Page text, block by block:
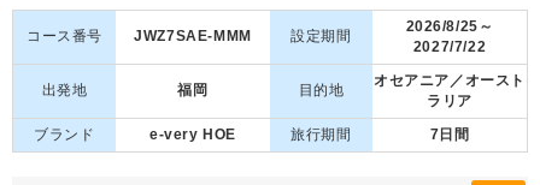
コース番号 JWZ7SAE-MMM 設定期間
2026/8/25～
2027/7/22
出発地 福岡 目的地
オセアニア／オースト
ラリア
ブランド
e-very HOE 旅行期間 7日間